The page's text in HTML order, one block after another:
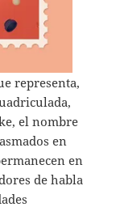
representa,
el nombre
en
en
de habla